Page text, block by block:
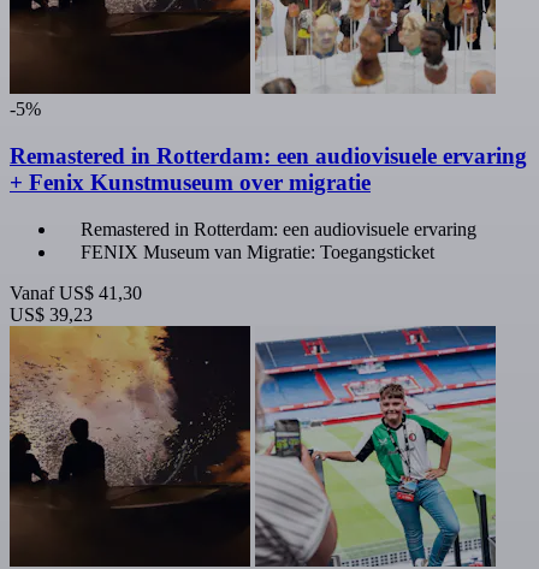
-5%
Remastered in Rotterdam: een audiovisuele ervaring
+ Fenix Kunstmuseum over migratie
Remastered in Rotterdam: een audiovisuele ervaring
FENIX Museum van Migratie: Toegangsticket
Vanaf US$ 41,30
US$ 39,23